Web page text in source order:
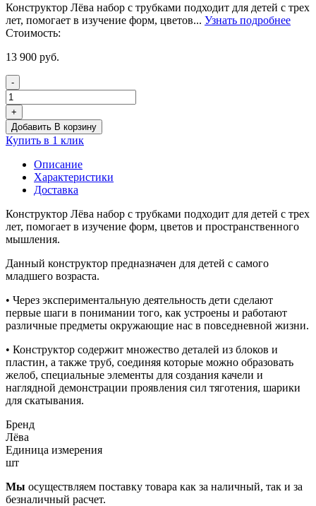
Конструктор Лёва набор с трубками подходит для детей с трех
лет, помогает в изучение форм, цветов... Узнать подробнее
Стоимость:
13 900 руб.
-
Количество
товара
Конструктор
Лёва.
Набор
трубками
+
Добавить В корзину
Купить в 1 клик
Описание
Характеристики
Доставка
Конструктор Лёва набор с трубками подходит для детей с трех
лет, помогает в изучение форм, цветов и пространственного
мышления.
Данный конструктор предназначен для детей с самого
младшего возраста.
• Через экспериментальную деятельность дети сделают
первые шаги в понимании того, как устроены и работают
различные предметы окружающие нас в повседневной жизни.
• Конструктор содержит множество деталей из блоков и
пластин, а также труб, соединяя которые можно образовать
желоб, специальные элементы для создания качели и
наглядной демонстрации проявления сил тяготения, шарики
для скатывания.
Бренд
Лёва
Единица измерения
шт
Мы осуществляем поставку товара как за наличный, так и за
безналичный расчет.